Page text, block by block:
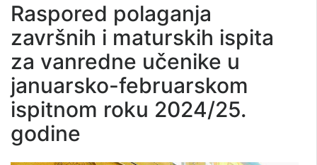
Raspored polaganja
završnih i maturskih ispita
za vanredne učenike u
januarsko-februarskom
ispitnom roku 2024/25.
godine